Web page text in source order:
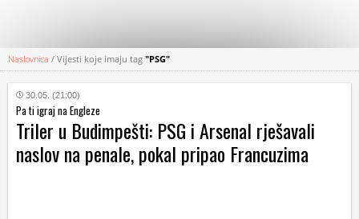
KATEGORIJE
HRVATSKI
WEB
Naslovnica / Vijesti koje imaju tag "PSG"
30.05. (21:00)
Pa ti igraj na Engleze
Triler u Budimpešti: PSG i Arsenal rješavali
naslov na penale, pokal pripao Francuzima